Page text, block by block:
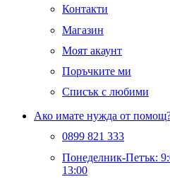
Контакти
Магазин
Моят акаунт
Поръчките ми
Списък с любими
Ако имате нужда от
0899 821 333
Понеделник-Петък:
13:00